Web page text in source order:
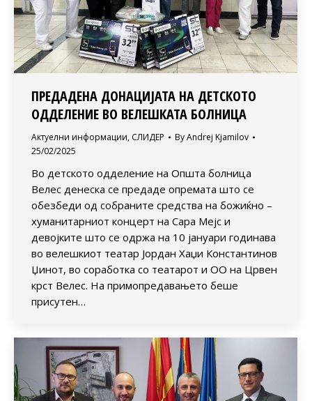
ПРЕДАДЕНА ДОНАЦИЈАТА НА ДЕТСКОТО
ОДДЕЛЕНИЕ ВО ВЕЛЕШКАТА БОЛНИЦА
Актуелни информации, СЛИДЕР ByAndrej Kjamilov
25/02/2025
Во детското одделение на Општа болница
Велес денеска се предаде опремата што се
обезбеди од собраните средства на божиќно –
хуманитарниот концерт на Сара Мејс и
девојките што се одржа на 10 јануари годинава
во велешкиот театар Јордан Хаџи Константинов
Џинот, во соработка со театарот и ОО на Црвен
крст Велес. На примопредавањето беше
присутен…